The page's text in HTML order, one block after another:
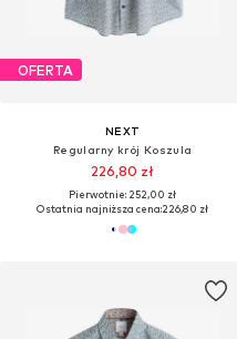
OFERTA
NEXT
Regularny krój Koszula
226,80 zł
Pierwotnie: 252,00 zł
Ostatnia najniższa cena:226,80 zł